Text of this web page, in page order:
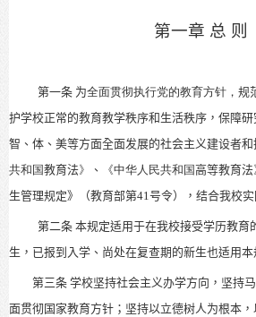
第一章 总 则
第一条 为全面贯彻执行党的教育方针， 规
护学校正常的教育教学秩序和生活秩序，保障研
智、体、美等方面全面发展的社会主义建设者
共和国教育法》 、 《中华人民共和国高等教育法
生管理规定》（教育部第41号令），结合我校
第二条 本规定适用于在我校接受学历教育
生，已报到入学、尚处在复查期的新生也适用本
第三条 学校坚持社会主义办学方向，坚持
面贯彻国家教育方针；坚持以立德树人为根本，